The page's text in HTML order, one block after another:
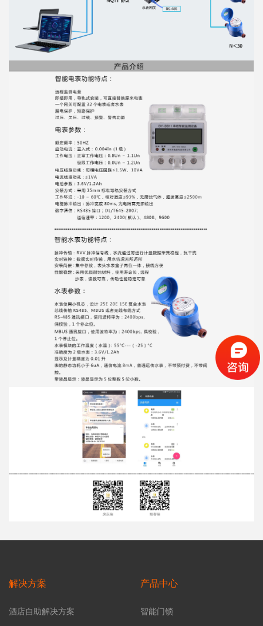
解决方案
酒店自助解决方案
产品中心
智能门锁